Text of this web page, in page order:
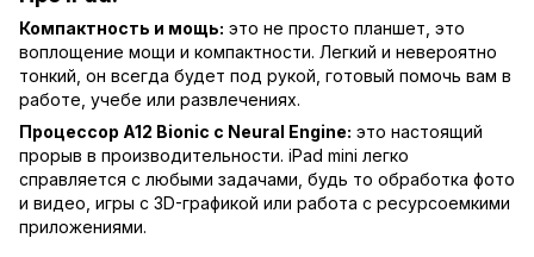
Компактность и мощь: это не просто планшет, это
воплощение мощи и компактности. Легкий и невероятно
тонкий, он всегда будет под рукой, готовый помочь вам в
работе, учебе или развлечениях.
Процессор A12 Bionic с Neural Engine: это настоящий
прорыв в производительности. iPad mini легко
справляется с любыми задачами, будь то обработка фото
и видео, игры с 3D-графикой или работа с ресурсоемкими
приложениями.